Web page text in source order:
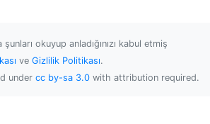
şunları okuyup anladığınızı kabul etmiş
ve Gizlilik Politikası.
under cc by-sa 3.0 with attribution required.